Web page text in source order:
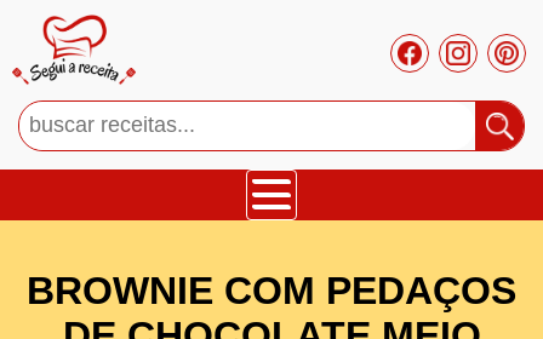
BROWNIE COM PEDAÇOS